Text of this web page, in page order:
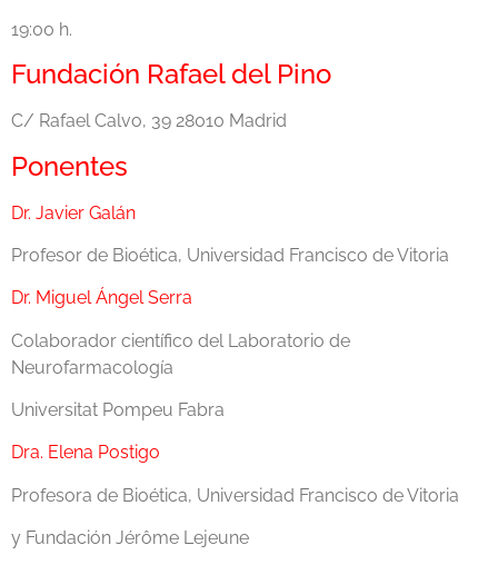
19:00 h.
Fundación Rafael del Pino
C/ Rafael Calvo, 39 28010 Madrid
Ponentes
Dr. Javier Galán
Profesor de Bioética, Universidad Francisco de Vitoria
Dr. Miguel Ángel Serra
Colaborador científico del Laboratorio de
Neurofarmacología
Universitat Pompeu Fabra
Dra. Elena Postigo
Profesora de Bioética, Universidad Francisco de Vitoria
y Fundación Jérôme Lejeune